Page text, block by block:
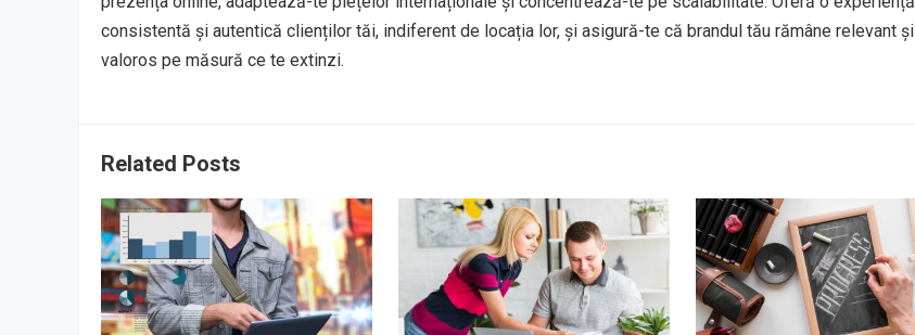
consistentă și autentică clienților tăi, indiferent de locația lor, și asigură-te că brandul tău rămâne relevant și
valoros pe măsură ce te extinzi.
Related Posts